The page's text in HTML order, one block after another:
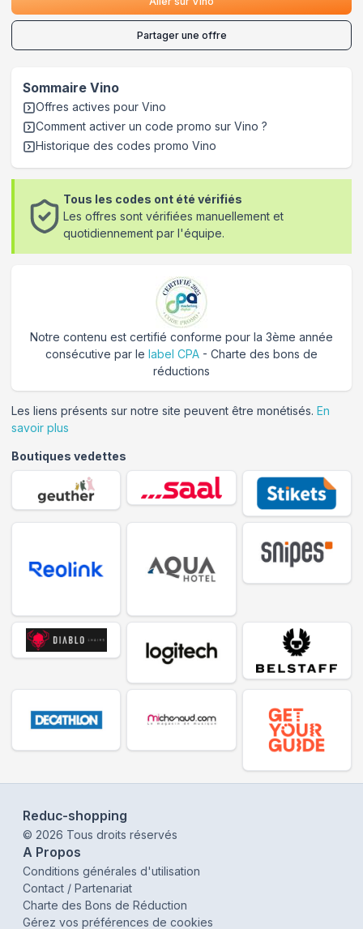
Partager une offre
Sommaire Vino
Offres actives pour Vino
Comment activer un code promo sur Vino ?
Historique des codes promo Vino
Tous les codes ont été vérifiés
Les offres sont vérifiées manuellement et
quotidiennement par l'équipe.
Notre contenu est certifié conforme pour la 3ème année
consécutive par le label CPA - Charte des bons de
réductions
Les liens présents sur notre site peuvent être monétisés. En
savoir plus
Boutiques vedettes
Reduc-shopping
© 2026 Tous droits réservés
A Propos
Conditions générales d'utilisation
Contact / Partenariat
Charte des Bons de Réduction
Gérez vos préférences de cookies